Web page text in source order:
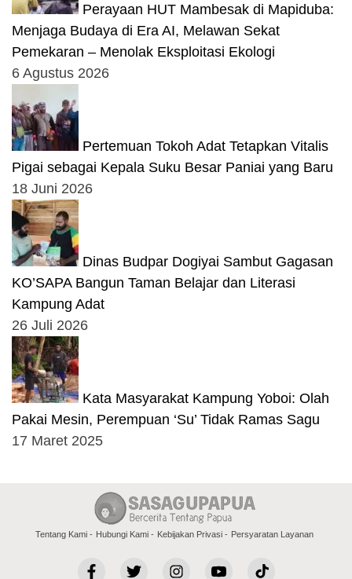
Perayaan HUT Mambesak di Mapiduba:
Menjaga Budaya di Era AI, Melawan Sekat
Pemekaran – Menolak Eksploitasi Ekologi
6 Agustus 2026
Pertemuan Tokoh Adat Tetapkan Vitalis
Pigai sebagai Kepala Suku Besar Paniai yang Baru
18 Juni 2026
Dinas Budpar Dogiyai Sambut Gagasan
KO’SAPA Bangun Taman Belajar dan Literasi
Kampung Adat
26 Juli 2026
Kata Masyarakat Kampung Yoboi: Olah
Pakai Mesin, Perempuan ‘Su’ Tidak Ramas Sagu
17 Maret 2025
Tentang Kami Hubungi Kami Kebijakan Privasi Persyaratan Layanan